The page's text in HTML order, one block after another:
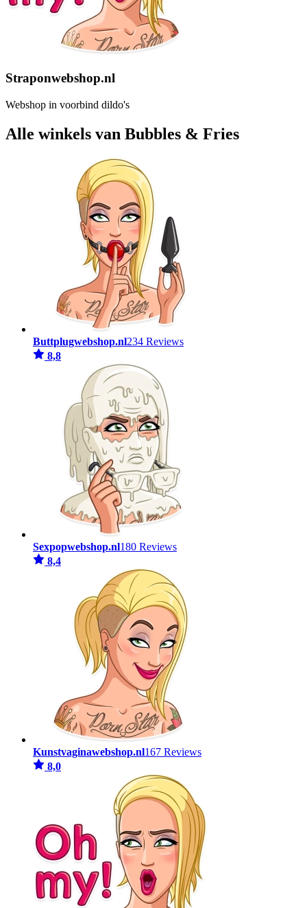
Straponwebshop.nl
Webshop in voorbind dildo's
Alle winkels van Bubbles & Fries
Buttplugwebshop.nl234 Reviews
8,8
Sexpopwebshop.nl180 Reviews
8,4
Kunstvaginawebshop.nl167 Reviews
8,0